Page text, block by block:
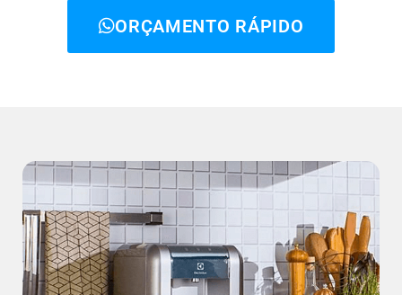
ORÇAMENTO RÁPIDO